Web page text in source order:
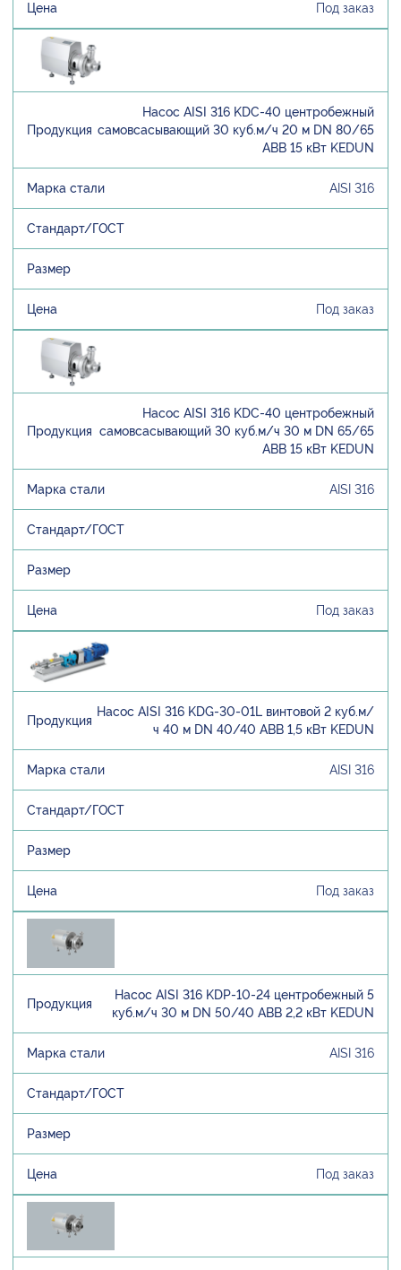
Под заказ
Насос AISI 316 KDC-40 центробежный
самовсасывающий 30 куб.м/ч 20 м DN 80/65
ABB 15 кВт KEDUN
AISI 316
Под заказ
Насос AISI 316 KDC-40 центробежный
самовсасывающий 30 куб.м/ч 30 м DN 65/65
ABB 15 кВт KEDUN
AISI 316
Под заказ
Насос AISI 316 KDG-30-01L винтовой 2 куб.м/
ч 40 м DN 40/40 ABB 1,5 кВт KEDUN
AISI 316
Под заказ
Насос AISI 316 KDP-10-24 центробежный 5
куб.м/ч 30 м DN 50/40 ABB 2,2 кВт KEDUN
AISI 316
Под заказ